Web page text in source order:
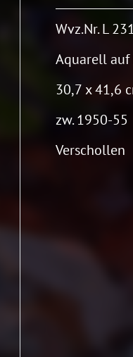
Wvz.Nr. L
Aquarell auf
30,7 x 41,6
zw. 1950-55
Verschollen